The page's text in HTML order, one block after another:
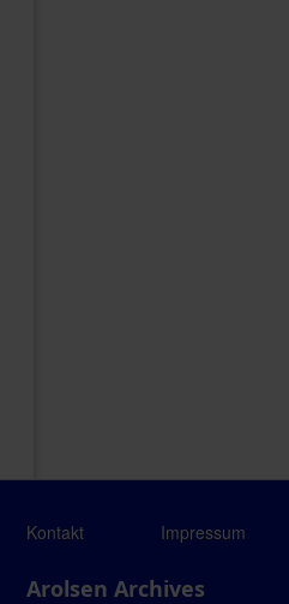
Kontakt Impressum
Arolsen Archives